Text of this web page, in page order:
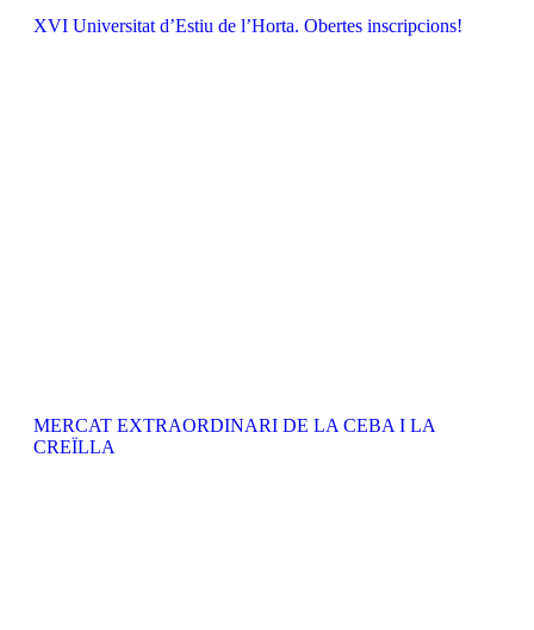
XVI Universitat d’Estiu de l’Horta. Obertes inscripcions!
MERCAT EXTRAORDINARI DE LA CEBA I LA
CREÏLLA